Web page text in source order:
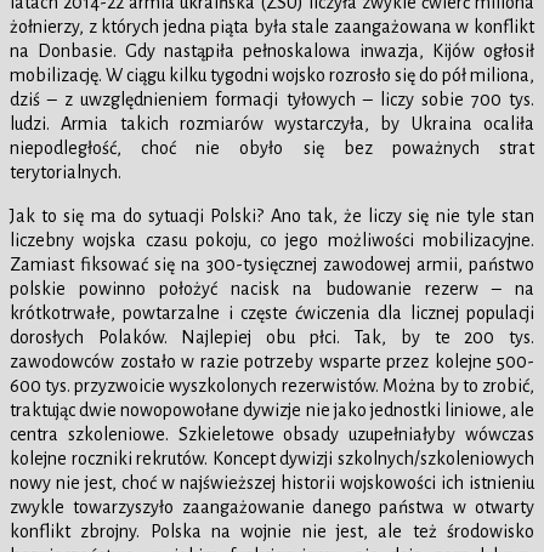
żołnierzy, z których jedna piąta była stale zaangażowana w konflikt
na Donbasie. Gdy nastąpiła pełnoskalowa inwazja, Kijów ogłosił
mobilizację. W ciągu kilku tygodni wojsko rozrosło się do pół miliona,
dziś – z uwzględnieniem formacji tyłowych – liczy sobie 700 tys.
ludzi. Armia takich rozmiarów wystarczyła, by Ukraina ocaliła
niepodległość, choć nie obyło się bez poważnych strat
terytorialnych.
Jak to się ma do sytuacji Polski? Ano tak, że liczy się nie tyle stan
liczebny wojska czasu pokoju, co jego możliwości mobilizacyjne.
Zamiast fiksować się na 300-tysięcznej zawodowej armii, państwo
polskie powinno położyć nacisk na budowanie rezerw – na
krótkotrwałe, powtarzalne i częste ćwiczenia dla licznej populacji
dorosłych Polaków. Najlepiej obu płci. Tak, by te 200 tys.
zawodowców zostało w razie potrzeby wsparte przez kolejne 500-
600 tys. przyzwoicie wyszkolonych rezerwistów. Można by to zrobić,
traktując dwie nowopowołane dywizje nie jako jednostki liniowe, ale
centra szkoleniowe. Szkieletowe obsady uzupełniałyby wówczas
kolejne roczniki rekrutów. Koncept dywizji szkolnych/szkoleniowych
nowy nie jest, choć w najświeższej historii wojskowości ich istnieniu
zwykle towarzyszyło zaangażowanie danego państwa w otwarty
konflikt zbrojny. Polska na wojnie nie jest, ale też środowisko